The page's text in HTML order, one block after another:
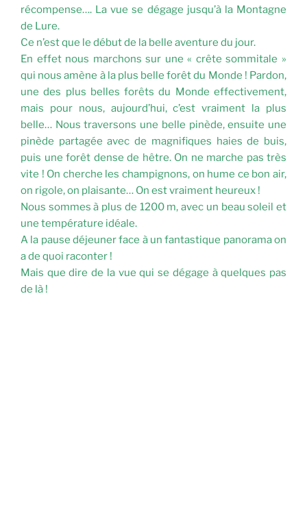
récompense…. La vue se dégage jusqu’à la Montagne
de Lure.
Ce n’est que le début de la belle aventure du jour.
En effet nous marchons sur une « crête sommitale »
qui nous amène à la plus belle forêt du Monde ! Pardon,
une des plus belles forêts du Monde effectivement,
mais pour nous, aujourd’hui, c’est vraiment la plus
belle… Nous traversons une belle pinède, ensuite une
pinède partagée avec de magnifiques haies de buis,
puis une forêt dense de hêtre. On ne marche pas très
vite ! On cherche les champignons, on hume ce bon air,
on rigole, on plaisante… On est vraiment heureux !
Nous sommes à plus de 1200 m, avec un beau soleil et
une température idéale.
A la pause déjeuner face à un fantastique panorama on
a de quoi raconter !
Mais que dire de la vue qui se dégage à quelques pas
de là !